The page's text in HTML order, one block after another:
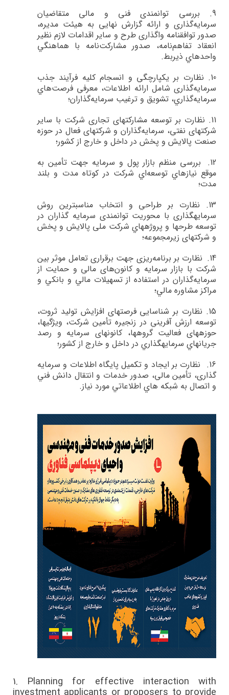
9.
بررسي‌ توانمندي فني و مالي متقاضيان
سرمايه‌گذاري و ارائه گزارش نهايي به هيئت مديره،‌
صدور توافقنامه واگذاري طرح و ساير اقدامات لازم نظير
انعقاد تفاهم‌نامه، صدور مشاركت‌نامه با هماهنگي
واحدهاي ذيربط.
10. نظارت بر يكپارچگي و انسجام كليه فرآيند جذب
سرمايه‌گذاري شامل ارائه اطلاعات، معرفي فرصت‌هاي
سرمايه‌گذاري، تشويق و ترغيب سرمايه‌گذاران؛
11. نظارت بر توسعه مشاركت­هاي تجاري شركت با ساير
شركت­هاي نفتي، سرمايه‌گذاران و شركت­هاي فعال در حوزه
صنعت پالايش و پخش در داخل و خارج از كشور؛
12.
بررسي منظم بازار پول و سرمايه جهت تأمين به
موقع نيازهاي توسعه‌اي شركت در كوتاه مدت و بلند
مدت؛
13.
نظارت بر طراحي و انتخاب مناسب­ترين روش
سرمايه­گذاري با محوريت توانمندي سرمايه گذاران در
توسعه طرح­ها و پروژه­هاي شركت ملی پالایش و پخش
و شرکت­های زیرمجموعه؛
14.
نظارت بر برنامه‌ريزي جهت برقراري تعامل موثر بين
شركت‌ با بازار سرمايه و كانون‌هاي مالي و حمايت از
سرمايه‌گذاران در استفاده از تسهيلات مالي و بانكي و
مراكز مشاوره مالي؛
15. نظارت بر شناسايي فرصت­هاي افزايش توليد ثروت،
توسعه ارزش آفريني در زنجيره تأمين شركت، ويژگي­ها،
حوزه­هاي فعاليت گروه­ها، كانون­هاي سرمايه و رصد
جريان­هاي سرمايه­گذاري در داخل و خارج از كشور؛
16.
نظارت بر ايجاد و تكميل پايگاه اطلاعات و سرمايه
گذاري، تأمين مالي، صدور خدمات و انتقال دانش فني
و اتصال به شبكه هاي اطلاعاتي مورد نياز.
1. Planning for effective interaction with